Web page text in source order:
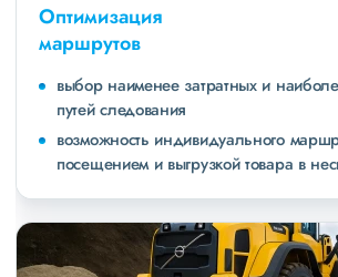
Оптимизация
маршрутов
выбор наименее затратных и
путей следования
возможность индивидуального
посещением и выгрузкой товара в